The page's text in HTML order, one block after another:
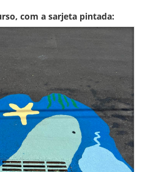
com a sarjeta pintada: